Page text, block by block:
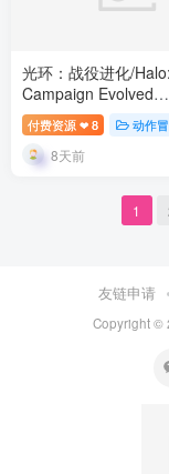
光环：战役进化/Halo:
Campaign Evolved
Build.24098876|动
量76GB|免安装绿色
付费资源 ❤ 8 动作
8天前
1
友链申请
Copyright ©